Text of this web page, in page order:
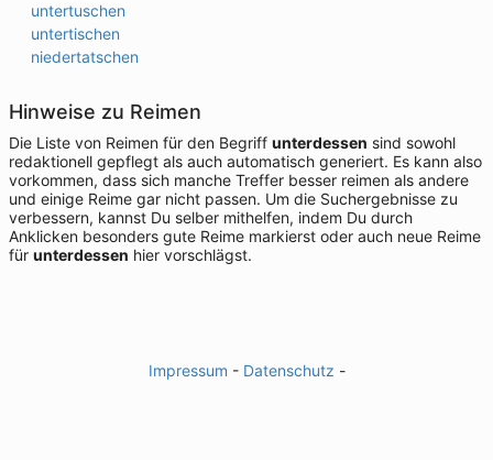
untertuschen
untertischen
niedertatschen
Hinweise zu Reimen
Die Liste von Reimen für den Begriff unterdessen sind sowohl
redaktionell gepflegt als auch automatisch generiert. Es kann also
vorkommen, dass sich manche Treffer besser reimen als andere
und einige Reime gar nicht passen. Um die Suchergebnisse zu
verbessern, kannst Du selber mithelfen, indem Du durch
Anklicken besonders gute Reime markierst oder auch neue Reime
für unterdessen hier vorschlägst.
Impressum - Datenschutz -